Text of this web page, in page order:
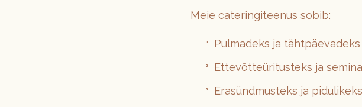
Meie cateringiteenus sobib:
Pulmadeks ja tähtpäevadeks
Ettevõtteüritusteks ja
Erasündmusteks ja